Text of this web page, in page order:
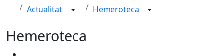
Actualitat Hemeroteca
Hemeroteca